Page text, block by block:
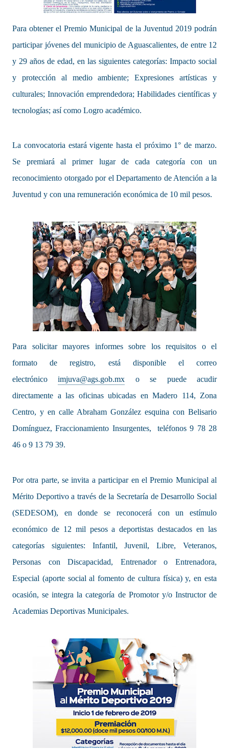
Para obtener el Premio Municipal de la Juventud 2019 podrán
participar jóvenes del municipio de Aguascalientes, de entre 12
y 29 años de edad, en las siguientes categorías: Impacto social
y protección al medio ambiente; Expresiones artísticas y
culturales; Innovación emprendedora; Habilidades científicas y
tecnologías; así como Logro académico.
La convocatoria estará vigente hasta el próximo 1° de marzo.
Se premiará al primer lugar de cada categoría con un
reconocimiento otorgado por el Departamento de Atención a la
Juventud y con una remuneración económica de 10 mil pesos.
Para solicitar mayores informes sobre los requisitos o el
formato de registro, está disponible el correo
electrónicoimjuva@ags.gob.mx o se puede acudir
directamente a las oficinas ubicadas en Madero 114, Zona
Centro, y en calle Abraham González esquina con Belisario
Domínguez, Fraccionamiento Insurgentes, teléfonos 9 78 28
46 o 9 13 79 39.
Por otra parte, se invita a participar en el Premio Municipal al
Mérito Deportivo a través de la Secretaría de Desarrollo Social
(SEDESOM), en donde se reconocerá con un estímulo
económico de 12 mil pesos a deportistas destacados en las
categorías siguientes: Infantil, Juvenil, Libre, Veteranos,
Personas con Discapacidad, Entrenador o Entrenadora,
Especial (aporte social al fomento de cultura física) y, en esta
ocasión, se integra la categoría de Promotor y/o Instructor de
Academias Deportivas Municipales.